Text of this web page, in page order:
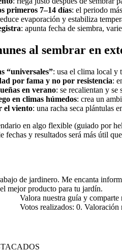
primeros 7–14 días: el periodo
evaporación y estabiliza
: apunta fecha de siembra,
al sembrar en
“universales”: usa el clima local y
por fama y no por resistencia:
en verano: se recalientan y se
en climas húmedos: crea un
el viento: una racha seca plántulas
en algo flexible (guiado por
fechas y resultados será más útil
de jardinero. Me encanta
mejor producto para tu jardín.
Valora nuestra guía y comparte
Votos realizados: 0. Valoración